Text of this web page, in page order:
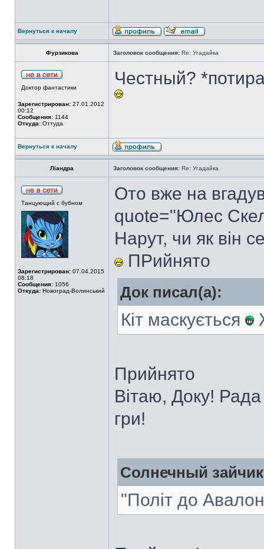
Вернуться к началу
Фурзикова Заголовок сообщения: Re: Угадайка
Доктор фантастики
Зарегистрирован: 27.01.2012
00:12
Сообщения: 1144
Откуда: Оттуда
Честный?
Вернуться к началу
Ліандра Заголовок сообщения: Re: Угадайка
Танцующий с бубном
Зарегистрирован: 07.04.2015
08:18
Сообщения: 1056
Откуда: Новоград-Волинський
Ото вже на
quote="Юлес
Нарут, чи як він
ПРийнято
Док писал(а):
Кіт маскується
Прийнято
Вітаю, Доку!
гри!
Солнечный
"Політ до